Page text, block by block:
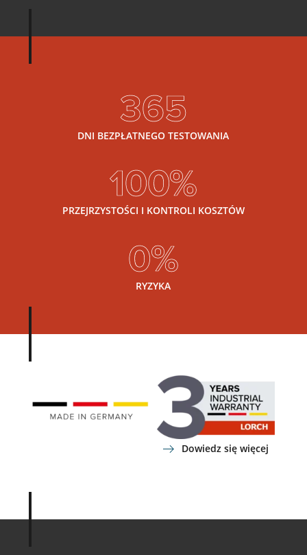
365
DNI BEZPŁATNEGO TESTOWANIA
100%
PRZEJRZYSTOŚCI I KONTROLI KOSZTÓW
0%
RYZYKA
Dowiedz się więcej